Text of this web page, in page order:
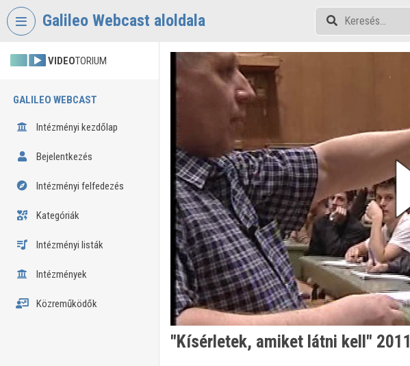
Fejléc kihagyása
Galileo Webcast aloldala
VIDEOTORIUM
GALILEO WEBCAST
Intézményi kezdőlap
Bejelentkezés
Intézményi felfedezés
Kategóriák
Intézményi listák
Intézmények
Közreműködők
"Kísérletek, amiket látni kell" 2011